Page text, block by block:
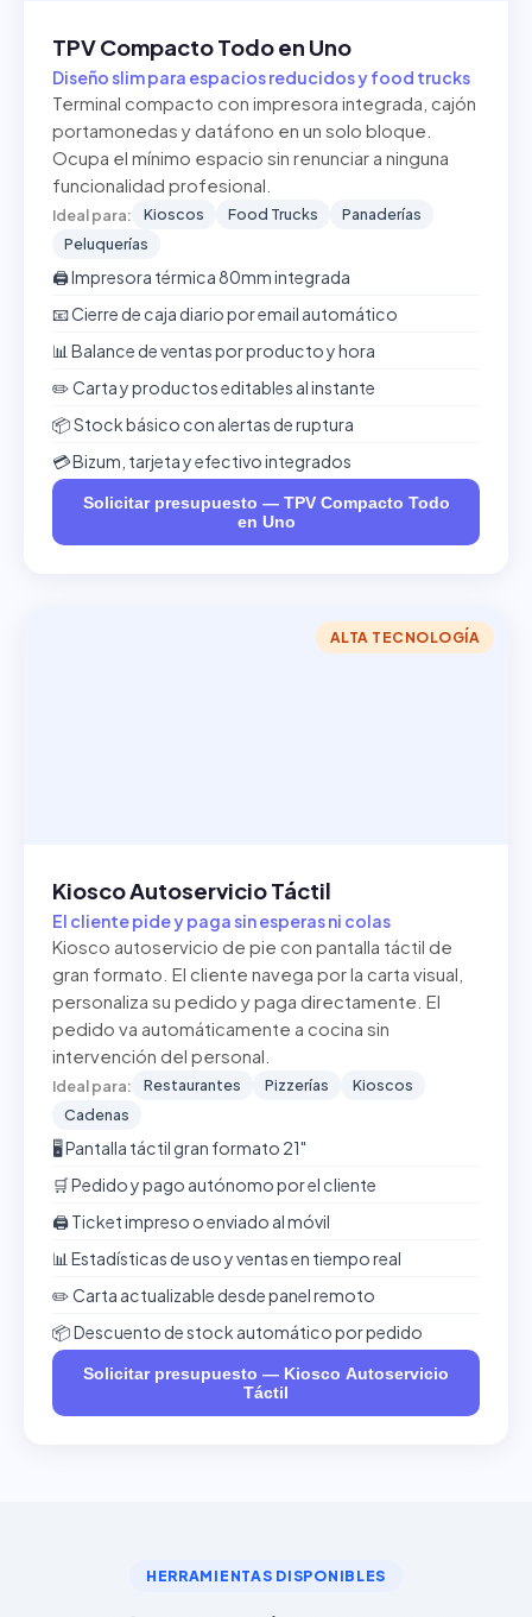
TPV Compacto Todo en Uno
Diseño slim para espacios reducidos y food trucks
Terminal compacto con impresora integrada, cajón
portamonedas y datáfono en un solo bloque.
Ocupa el mínimo espacio sin renunciar a ninguna
funcionalidad profesional.
Ideal para: Kioscos Food Trucks
Panaderías
Peluquerías
🖨️ Impresora térmica 80mm integrada
📧 Cierre de caja diario por email automático
📊 Balance de ventas por producto y hora
✏️ Carta y productos editables al instante
📦 Stock básico con alertas de ruptura
💳 Bizum, tarjeta y efectivo integrados
Solicitar presupuesto — TPV Compacto Todo
en Uno
ALTA TECNOLOGÍA
Kiosco Autoservicio Táctil
El cliente pide y paga sin esperas ni colas
Kiosco autoservicio de pie con pantalla táctil de
gran formato. El cliente navega por la carta visual,
personaliza su pedido y paga directamente. El
pedido va automáticamente a cocina sin
intervención del personal.
Ideal para: Restaurantes Pizzerías
Kioscos
Cadenas
🖥️ Pantalla táctil gran formato 21"
🛒 Pedido y pago autónomo por el cliente
🖨️ Ticket impreso o enviado al móvil
📊 Estadísticas de uso y ventas en tiempo real
✏️ Carta actualizable desde panel remoto
📦 Descuento de stock automático por pedido
Solicitar presupuesto — Kiosco Autoservicio
Táctil
HERRAMIENTAS DISPONIBLES